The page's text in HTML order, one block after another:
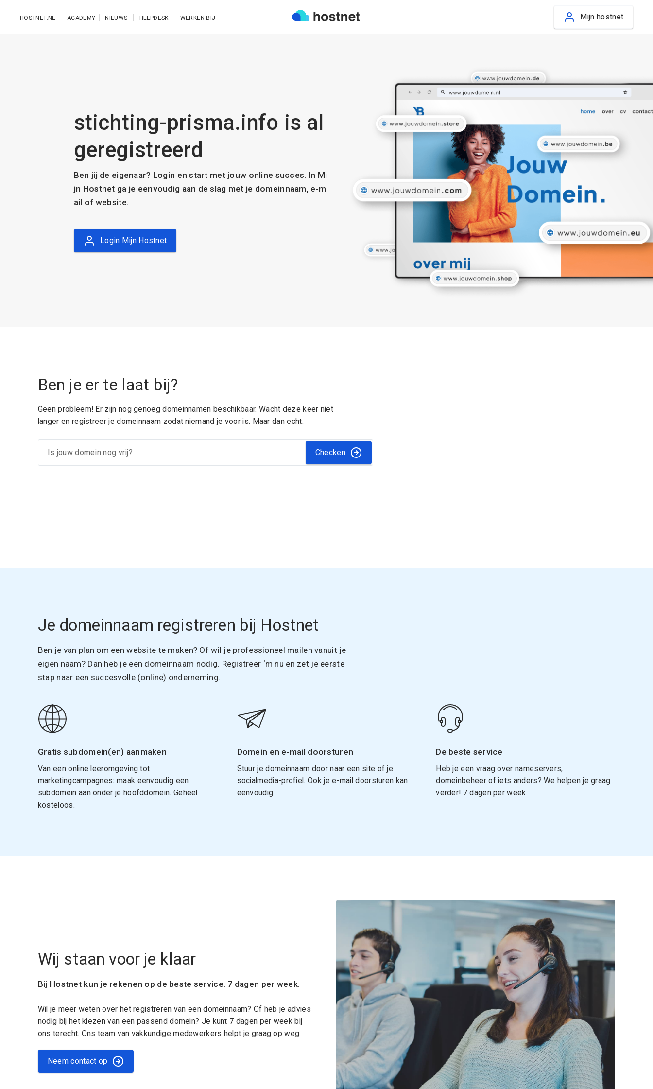
HOSTNET.NL ACADEMY NIEUWS HELPDESK WERKEN BIJ Mijn hostnet
stichting-prisma.info is al
geregistreerd
Ben jij de eigenaar? Login en start met jouw online succes. In Mi
jn Hostnet ga je eenvoudig aan de slag met je domeinnaam, e-m
ail of website.
Login Mijn Hostnet
Ben je er te laat bij?
Geen probleem! Er zijn nog genoeg domeinnamen beschikbaar. Wacht deze keer niet
langer en registreer je domeinnaam zodat niemand je voor is. Maar dan echt.
Checken
Je domeinnaam registreren bij Hostnet
Ben je van plan om een website te maken? Of wil je professioneel mailen vanuit je
eigen naam? Dan heb je een domeinnaam nodig. Registreer ‘m nu en zet je eerste
stap naar een succesvolle (online) onderneming.
Gratis subdomein(en) aanmaken
Van een online leeromgeving tot
marketingcampagnes: maak eenvoudig een
subdomein aan onder je hoofddomein. Geheel
kosteloos.
Domein en e-mail doorsturen
Stuur je domeinnaam door naar een site of je
socialmedia-profiel. Ook je e-mail doorsturen kan
eenvoudig.
De beste service
Heb je een vraag over nameservers,
domeinbeheer of iets anders? We helpen je graag
verder! 7 dagen per week.
Wij staan voor je klaar
Bij Hostnet kun je rekenen op de beste service. 7 dagen per week.
Wil je meer weten over het registreren van een domeinnaam? Of heb je advies
nodig bij het kiezen van een passend domein? Je kunt 7 dagen per week bij
ons terecht. Ons team van vakkundige medewerkers helpt je graag op weg.
Neem contact op